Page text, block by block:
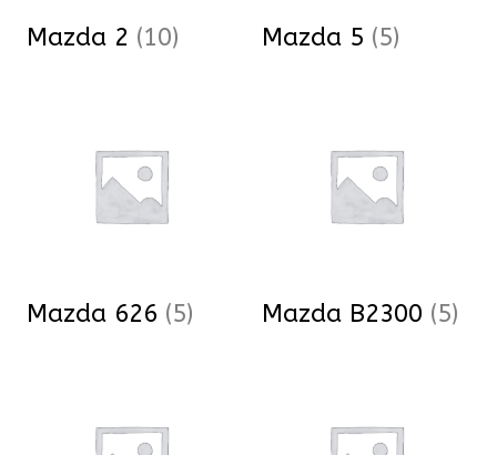
Mazda 2 (10) Mazda 5 (5)
Mazda 626 (5) Mazda B2300 (5)